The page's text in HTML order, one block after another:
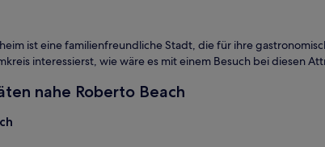
ist eine familienfreundliche Stadt, die für ihre
interessierst, wie wäre es mit einem Besuch bei diesen
nahe Roberto Beach